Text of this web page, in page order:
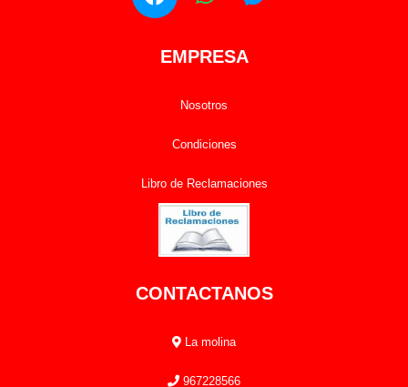
EMPRESA
Nosotros
Condiciones
Libro de Reclamaciones
CONTACTANOS
La molina
967228566